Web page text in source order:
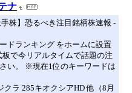
ナ
株】恐るべき注目銘柄株速報 -
ドランキング をホームに設置
で今リアルタイムで話題の注
い。 ※現在1位のキーワードは
ラ 285キオクシアHD 他（8月